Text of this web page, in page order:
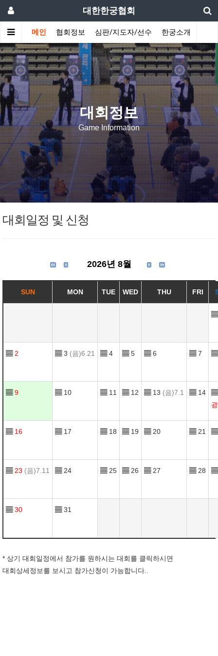
대한한궁협회
메인 협회정보 심판/지도자/선수 한궁소개
대회정보
Game Information
대회일정 및 신청
2026년 8월
SUN MON TUE WED THU FRI
▤
▤ 2 ▤ 3 (음)6.21 ▤ 4 ▤ 5 ▤ 6 ▤ 7 ▤
▤ 9 ▤ 10 ▤ 11 ▤ 12 ▤ 13 (음)7.1 ▤ 14
▤
▤ 16 ▤ 17 ▤ 18 ▤ 19 ▤ 20 ▤ 21 ▤
▤ 23 (음)7.11 ▤ 24 ▤ 25 ▤ 26 ▤ 27 ▤ 28 ▤
▤ 30 ▤ 31
* 상기 대회일정에서 참가를 원하시는 대회를 클릭하시면
대회상세정보를 보시고 참가신청이 가능합니다..